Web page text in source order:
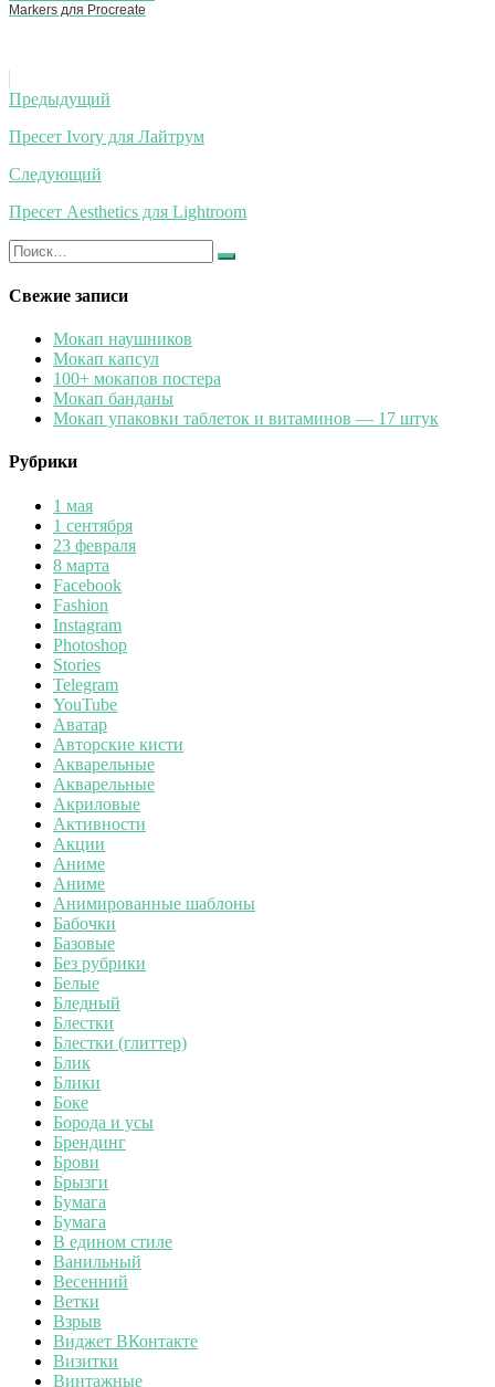
Markers для Procreate
Навигация
по
записям
Предыдущий
Пресет Ivory для Лайтрум
Следующий
Пресет Aesthetics для Lightroom
Искать:
Найти
Свежие записи
Мокап наушников
Мокап капсул
100+ мокапов постера
Мокап банданы
Мокап упаковки таблеток и витаминов — 17 штук
Рубрики
1 мая
1 сентября
23 февраля
8 марта
Facebook
Fashion
Instagram
Photoshop
Stories
Telegram
YouTube
Аватар
Авторские кисти
Акварельные
Акварельные
Акриловые
Активности
Акции
Аниме
Аниме
Анимированные шаблоны
Бабочки
Базовые
Без рубрики
Белые
Бледный
Блестки
Блестки (глиттер)
Блик
Блики
Боке
Борода и усы
Брендинг
Брови
Брызги
Бумага
Бумага
В едином стиле
Ванильный
Весенний
Ветки
Взрыв
Виджет ВКонтакте
Визитки
Винтажные